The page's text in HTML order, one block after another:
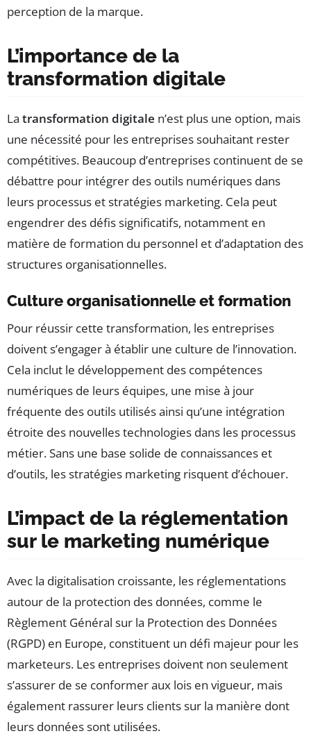
perception de la marque.
L’importance de la
transformation digitale
La transformation digitale n’est plus une option, mais
une nécessité pour les entreprises souhaitant rester
compétitives. Beaucoup d’entreprises continuent de se
débattre pour intégrer des outils numériques dans
leurs processus et stratégies marketing. Cela peut
engendrer des défis significatifs, notamment en
matière de formation du personnel et d’adaptation des
structures organisationnelles.
Culture organisationnelle et formation
Pour réussir cette transformation, les entreprises
doivent s’engager à établir une culture de l’innovation.
Cela inclut le développement des compétences
numériques de leurs équipes, une mise à jour
fréquente des outils utilisés ainsi qu’une intégration
étroite des nouvelles technologies dans les processus
métier. Sans une base solide de connaissances et
d’outils, les stratégies marketing risquent d’échouer.
L’impact de la réglementation
sur le marketing numérique
Avec la digitalisation croissante, les réglementations
autour de la protection des données, comme le
Règlement Général sur la Protection des Données
(RGPD) en Europe, constituent un défi majeur pour les
marketeurs. Les entreprises doivent non seulement
s’assurer de se conformer aux lois en vigueur, mais
également rassurer leurs clients sur la manière dont
leurs données sont utilisées.